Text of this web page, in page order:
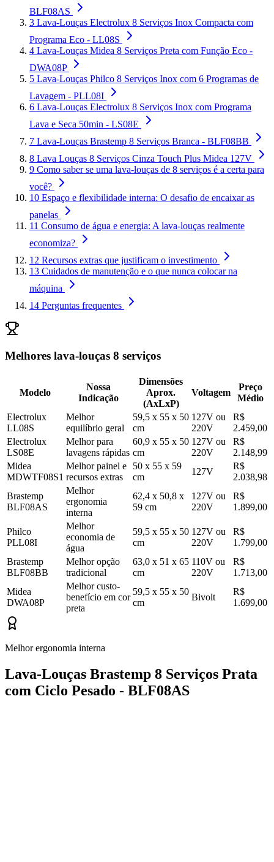
BLF08AS
3 Lava-Louças Electrolux 8 Serviços Inox Compacta com
Programa Eco - LL08S
4 Lava-Louças Midea 8 Serviços Preta com Função Eco -
DWA08P
5 Lava-Louças Philco 8 Serviços Inox com 6 Programas de
Lavagem - PLL08I
6 Lava-Louças Electrolux 8 Serviços Inox com Programa
Lava e Seca 50min - LS08E
7 Lava-Louças Brastemp 8 Serviços Branca - BLF08BB
8 Lava Louças 8 Serviços Cinza Touch Plus Midea 127V
9 Como saber se uma lava-louças de 8 serviços é a certa para
você?
10 Espaço e flexibilidade interna: O desafio de encaixar as
panelas
11 Consumo de água e energia: A lava-louças realmente
economiza?
12 Recursos extras que justificam o investimento
13 Cuidados de manutenção e o que nunca colocar na
máquina
14 Perguntas frequentes
Melhores lava-louças 8 serviços
Modelo
Nossa
Indicação
Dimensões
Aprox.
(AxLxP)
Voltagem
Preço
Médio
Electrolux
LL08S
Melhor
equilíbrio geral
59,5 x 55 x 50
cm
127V ou
220V
R$
2.459,00
Electrolux
LS08E
Melhor para
lavagens rápidas
60,9 x 55 x 50
cm
127V ou
220V
R$
2.148,99
Midea
MDWTF08S1
Melhor painel e
recursos extras
50 x 55 x 59
cm
127V
R$
2.038,98
Brastemp
BLF08AS
Melhor
ergonomia
interna
62,4 x 50,8 x
59 cm
127V ou
220V
R$
1.899,00
Philco
PLL08I
Melhor
economia de
água
59,5 x 55 x 50
cm
127V ou
220V
R$
1.799,00
Brastemp
BLF08BB
Melhor opção
tradicional
63,0 x 51 x 65
cm
110V ou
220V
R$
1.713,00
Midea
DWA08P
Melhor custo-
benefício em cor
preta
59,5 x 55 x 50
cm
Bivolt
R$
1.699,00
Melhor ergonomia interna
Lava-Louças Brastemp 8 Serviços Prata
com Ciclo Pesado - BLF08AS